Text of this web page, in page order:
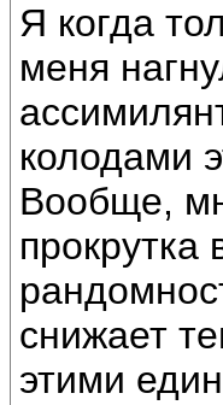
Я когда
меня
колодами
Вообще,
снижает
этими